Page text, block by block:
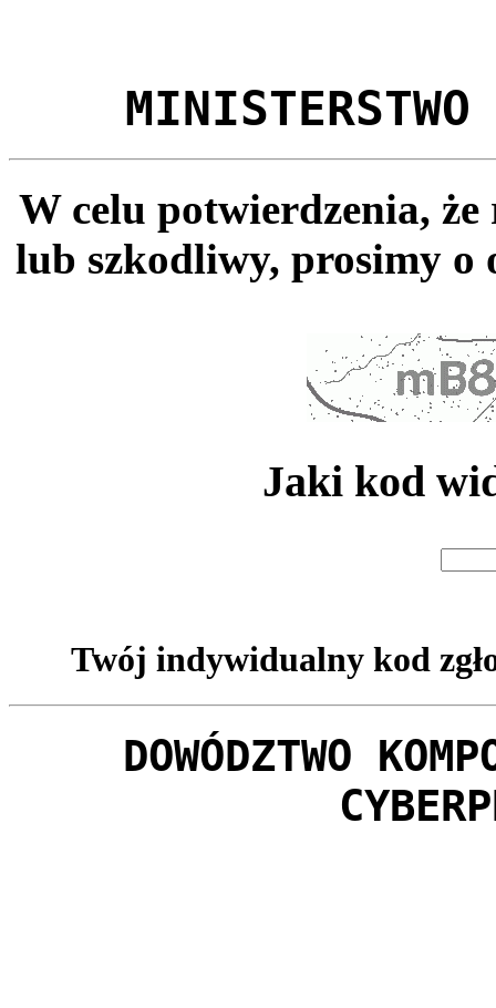
MINISTERSTWO
W celu potwierdzenia,
lub szkodliwy, prosimy o
Jaki kod
Twój indywidualny kod
DOWÓDZTWO